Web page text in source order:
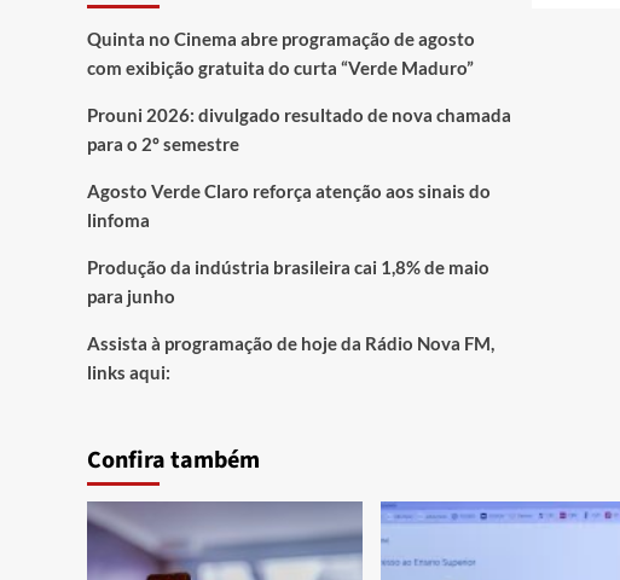
Quinta no Cinema abre programação de agosto
com exibição gratuita do curta “Verde Maduro”
Prouni 2026: divulgado resultado de nova chamada
para o 2º semestre
Agosto Verde Claro reforça atenção aos sinais do
linfoma
Produção da indústria brasileira cai 1,8% de maio
para junho
Assista à programação de hoje da Rádio Nova FM,
links aqui:
Confira também